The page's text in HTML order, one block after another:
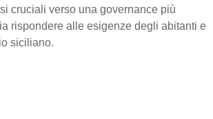
cruciali verso una governance più
rispondere alle esigenze degli abitanti e
siciliano.